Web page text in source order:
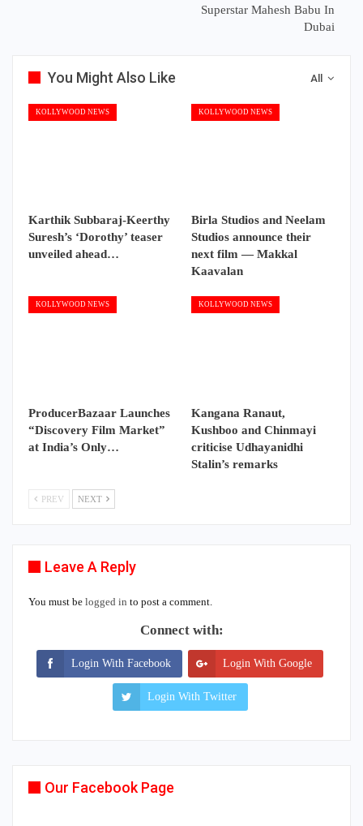
Superstar Mahesh Babu In
Dubai
All
You Might Also Like
KOLLYWOOD NEWS
Karthik Subbaraj-Keerthy
Suresh’s ‘Dorothy’ teaser
unveiled ahead…
KOLLYWOOD NEWS
Birla Studios and Neelam
Studios announce their
next film — Makkal
Kaavalan
KOLLYWOOD NEWS
ProducerBazaar Launches
“Discovery Film Market”
at India’s Only…
KOLLYWOOD NEWS
Kangana Ranaut,
Kushboo and Chinmayi
criticise Udhayanidhi
Stalin’s remarks
PREV NEXT
Leave A Reply
You must be logged in to post a comment.
Connect with:
Login With Facebook Login With Google
Login With Twitter
Our Facebook Page